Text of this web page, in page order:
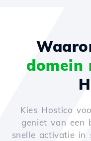
domein
Kies Hostico
geniet van een
snelle activatie in